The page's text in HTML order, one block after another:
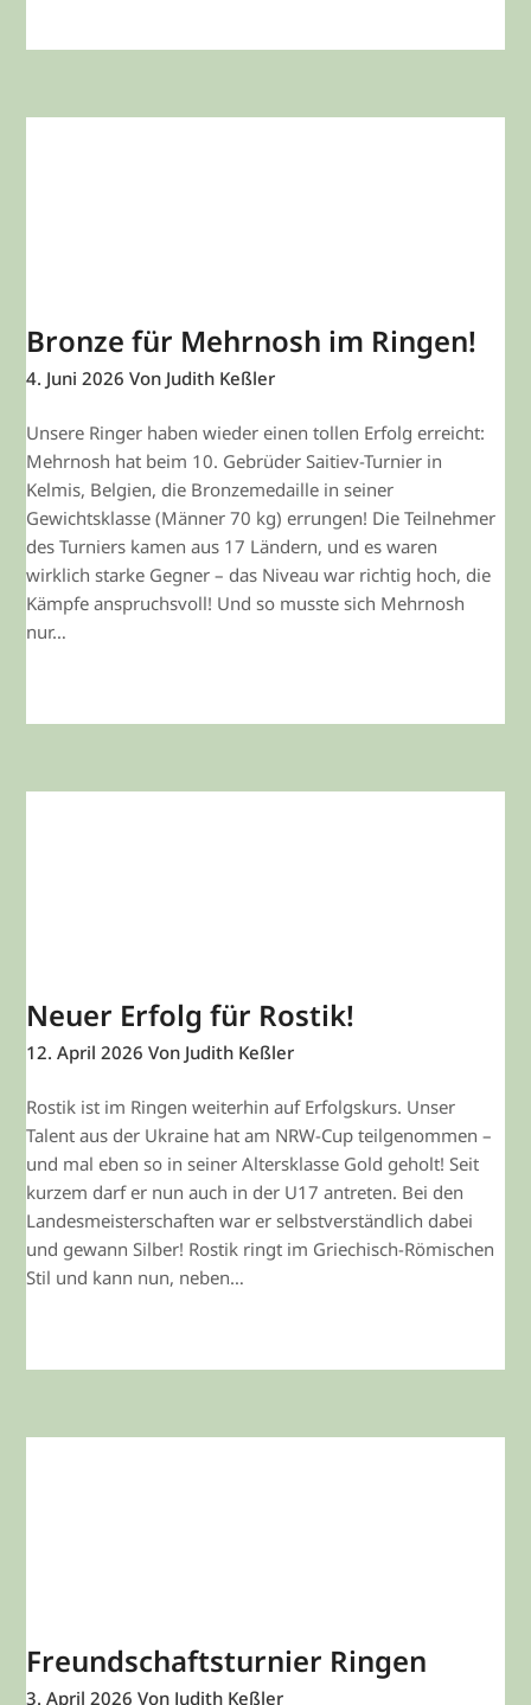
Bronze für Mehrnosh im Ringen!
4. Juni 2026 Von Judith Keßler
Unsere Ringer haben wieder einen tollen Erfolg erreicht:
Mehrnosh hat beim 10. Gebrüder Saitiev-Turnier in
Kelmis, Belgien, die Bronzemedaille in seiner
Gewichtsklasse (Männer 70 kg) errungen! Die Teilnehmer
des Turniers kamen aus 17 Ländern, und es waren
wirklich starke Gegner – das Niveau war richtig hoch, die
Kämpfe anspruchsvoll! Und so musste sich Mehrnosh
nur…
Neuer Erfolg für Rostik!
12. April 2026 Von Judith Keßler
Rostik ist im Ringen weiterhin auf Erfolgskurs. Unser
Talent aus der Ukraine hat am NRW-Cup teilgenommen –
und mal eben so in seiner Altersklasse Gold geholt! Seit
kurzem darf er nun auch in der U17 antreten. Bei den
Landesmeisterschaften war er selbstverständlich dabei
und gewann Silber! Rostik ringt im Griechisch-Römischen
Stil und kann nun, neben…
Freundschaftsturnier Ringen
3. April 2026 Von Judith Keßler